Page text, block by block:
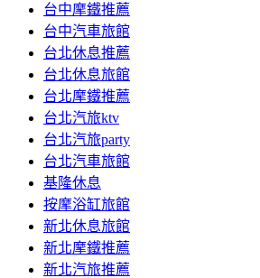
台中摩鐵推薦
台中汽車旅館
台北休息推薦
台北休息旅館
台北摩鐵推薦
台北汽旅ktv
台北汽旅party
台北汽車旅館
基隆休息
按摩浴缸旅館
新北休息旅館
新北摩鐵推薦
新北汽旅推薦